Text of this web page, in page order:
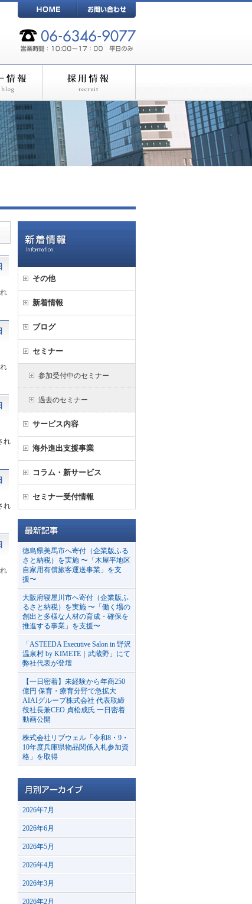
れ
れ
その他
新着情報
ブログ
セミナー
参加受付中のセミナー
過去のセミナー
サービス内容
海外進出支援事業
コラム・新サービス
セミナー受付情報
徳島県美馬市へ寄付（企業版ふる
さと納税）を実施 〜「木屋平地区
自家用有償旅客運送事業」を支
援〜
大阪府寝屋川市へ寄付（企業版ふ
るさと納税）を実施 〜「働く場の
創出と多様な人材の育成・確保を
推進する事業」を支援〜
「ASTEEDA Executive Salon in 野沢
温泉村 by KIMETE｜武蔵野」にて
弊社代表が登壇
【一日密着】未経験から年商250
億円 保育・療育分野で急拡大
AIAIグループ株式会社 代表取締
役社長兼CEO 貞松成氏 一日密着
動画公開
株式会社リブウェル「令和8・9・
10年度兵庫県物品関係入札参加資
格」を取得
2026年7月
2026年6月
2026年5月
2026年4月
2026年3月
2026年2月